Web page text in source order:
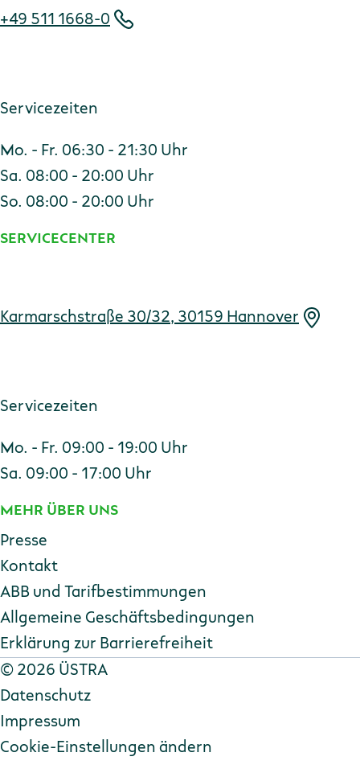
+49 511 1668-0
Servicezeiten
Mo. - Fr. 06:30 - 21:30 Uhr
Sa. 08:00 - 20:00 Uhr
So. 08:00 - 20:00 Uhr
SERVICECENTER
Karmarschstraße 30/32, 30159 Hannover
Servicezeiten
Mo. - Fr. 09:00 - 19:00 Uhr
Sa. 09:00 - 17:00 Uhr
MEHR ÜBER UNS
Presse
Kontakt
ABB und Tarifbestimmungen
Allgemeine Geschäftsbedingungen
Erklärung zur Barriere­freiheit
Copyright
© 2026 ÜSTRA
Datenschutz
Impressum
Cookie-Einstellungen ändern